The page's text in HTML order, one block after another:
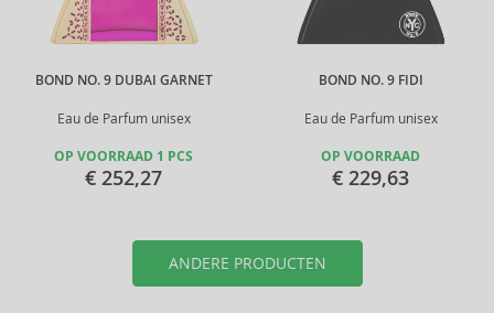
BOND NO. 9 DUBAI GARNET
Eau de Parfum unisex
OP VOORRAAD 1 PCS
€ 252,27
BOND NO. 9 FIDI
Eau de Parfum unisex
OP VOORRAAD
€ 229,63
ANDERE PRODUCTEN